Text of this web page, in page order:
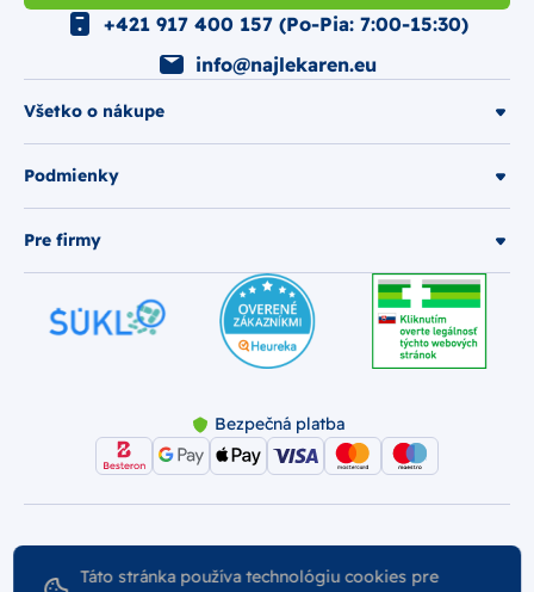
Všetko o nákupe
Podmienky
Pre firmy
+421 917 400 157 (Po-Pia: 7:00-15:30)
info@najlekaren.eu
Bezpečná platba
Vytvoril
Táto stránka používa technológiu cookies pre